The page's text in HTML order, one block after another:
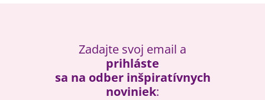
Zadajte svoj email a
prihláste
sa na odber inšpiratívnych
noviniek: